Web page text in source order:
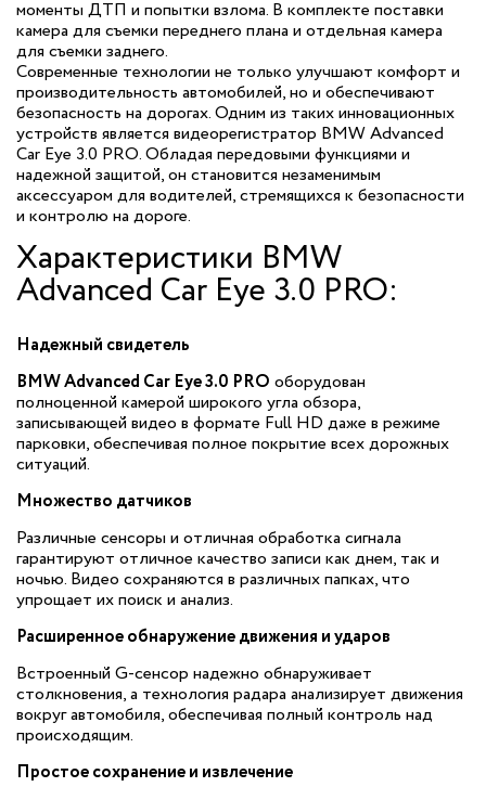
моменты ДТП и попытки взлома. В комплекте поставки
камера для съемки переднего плана и отдельная камера
для съемки заднего.
Современные технологии не только улучшают комфорт и
производительность автомобилей, но и обеспечивают
безопасность на дорогах. Одним из таких инновационных
устройств является видеорегистратор BMW Advanced
Car Eye 3.0 PRO. Обладая передовыми функциями и
надежной защитой, он становится незаменимым
аксессуаром для водителей, стремящихся к безопасности
и контролю на дороге.
Характеристики BMW
Advanced Car Eye 3.0 PRO:
Надежный свидетель
BMW Advanced Car Eye 3.0 PRO оборудован
полноценной камерой широкого угла обзора,
записывающей видео в формате Full HD даже в режиме
парковки, обеспечивая полное покрытие всех дорожных
ситуаций.
Множество датчиков
Различные сенсоры и отличная обработка сигнала
гарантируют отличное качество записи как днем, так и
ночью. Видео сохраняются в различных папках, что
упрощает их поиск и анализ.
Расширенное обнаружение движения и ударов
Встроенный G-сенсор надежно обнаруживает
столкновения, а технология радара анализирует движения
вокруг автомобиля, обеспечивая полный контроль над
происходящим.
Простое сохранение и извлечение